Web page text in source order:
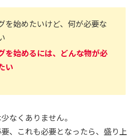
を始めたいけど、何が必要な
を始めるには、どんな物が必
い
なくありません。
、これも必要となったら、盛り上